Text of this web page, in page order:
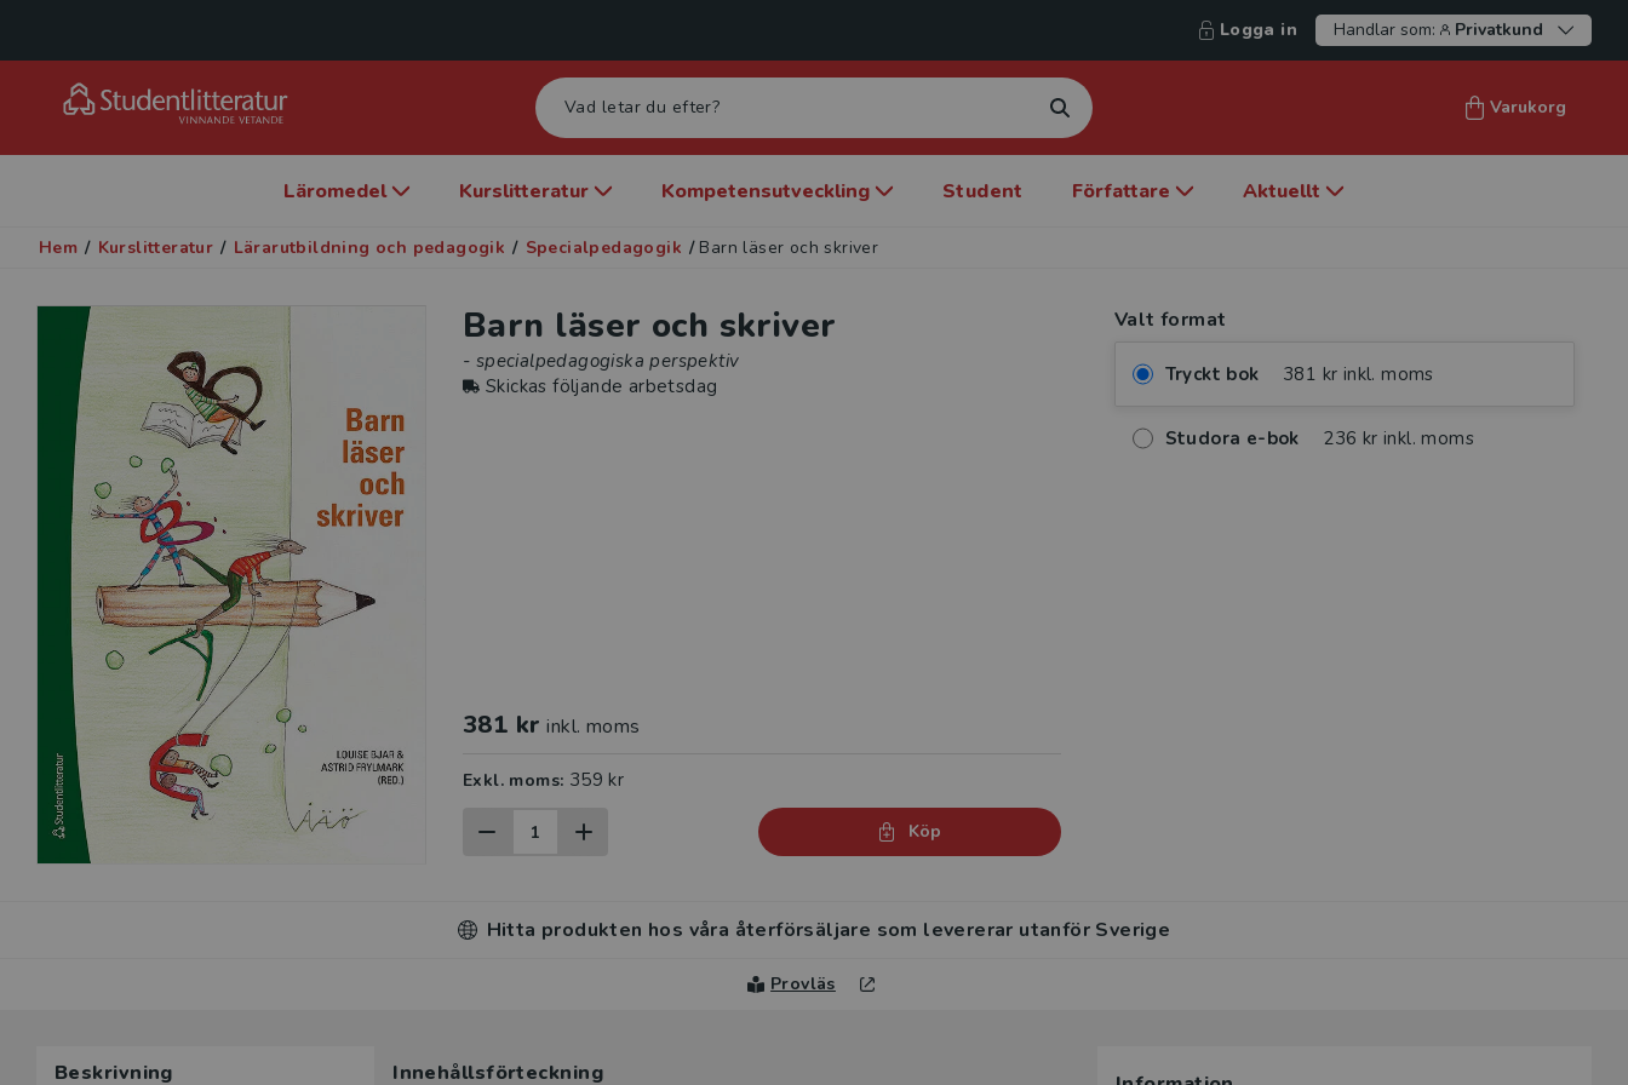
Logga in Handlar som: Privatkund
Varukorg
Läromedel Kurslitteratur Kompetensutveckling Student Författare Aktuellt
Hem / Kurslitteratur / Lärarutbildning och pedagogik / Specialpedagogik / Barn läser och skriver
Barn läser och skriver
- specialpedagogiska perspektiv
Skickas följande arbetsdag
381 kr inkl. moms
Exkl. moms: 359 kr
Köp
Valt format
Tryckt bok 381 kr inkl. moms
Studora e-bok 236 kr inkl. moms
Hitta produkten hos våra återförsäljare som levererar utanför Sverige
Provläs
Beskrivning Innehållsförteckning